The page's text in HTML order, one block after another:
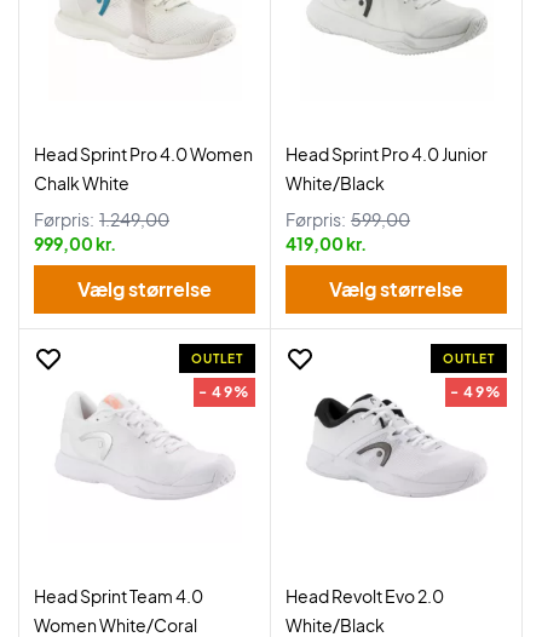
Head Sprint Pro 4.0 Women
Chalk White
Førpris: 1.249,00
999,00 kr.
Vælg størrelse
Head Sprint Pro 4.0 Junior
White/Black
Førpris: 599,00
419,00 kr.
Vælg størrelse
OUTLET
- 49%
Head Sprint Team 4.0
Women White/Coral
OUTLET
- 49%
Head Revolt Evo 2.0
White/Black